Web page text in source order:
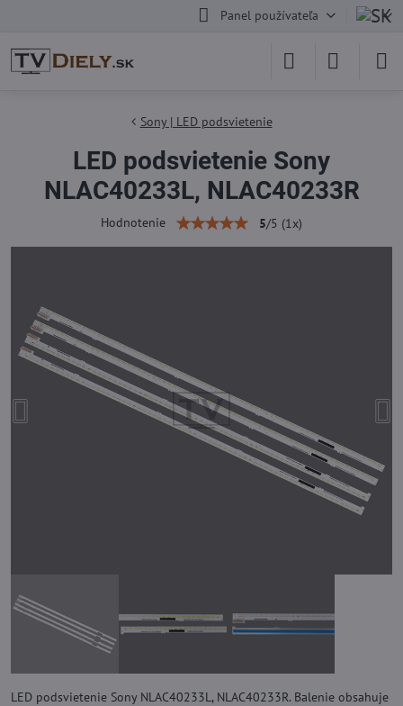
Panel používateľa
Sony | LED podsvietenie
LED podsvietenie Sony
NLAC40233L, NLAC40233R
Hodnotenie 5/5 (1 x)
LED podsvietenie Sony NLAC40233L, NLAC40233R. Balenie obsahuje